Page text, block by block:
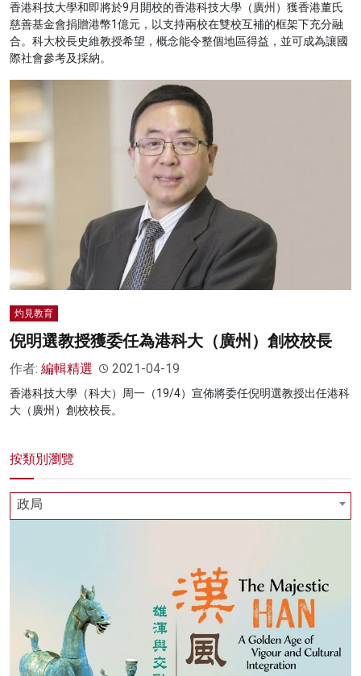
香港科技大學和即將於9月開校的香港科技大學（廣州）獲香港董氏
慈善基金會捐贈港幣1億元，以支持兩校在雙校互補的框架下充分融
合。科大校長史維教授希望，概念能令整個地區得益，並可成為讓國
際社會參考及採納。
灼見教育
倪明選教授獲委任為港科大（廣州）創校校長
作者: 編輯精選 2021-04-19
香港科技大學（科大）周一（19/4）宣佈將委任倪明選教授出任港科
大（廣州）創校校長。
按類別瀏覽
政局